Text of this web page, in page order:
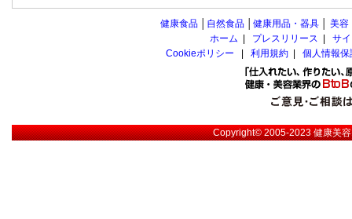
健康食品 自然食品 健康用品・器具 美容
ホーム
プレスリリース
サ
Cookieポリシー
利用規約 個人情報
Copyright© 2005-2023健康美